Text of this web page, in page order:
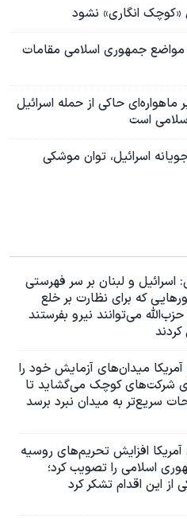
«کوچک انگاری» نشود
جمهوری اسلامی مقامات
حاکی از حمله اسرائیل
است
اسرائیل، توان موشکی
اسرائيل و لبنان بر سر فهرستی
که برای نظارت بر خلع
می‌توانند نیرو بفرستند
کردند
میدان‌های آزمایش خود را
شرکت‌های کوچک می‌گشاید تا
سریع‌تر به میدان نبرد برسد
افزایش تحریم‌های روسیه
اسلامی را تصویب کرد؛
از این اقدام تشکر کرد